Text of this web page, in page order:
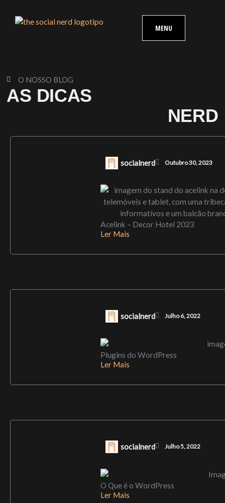
MENU
O NOSSO BLOG
AS DICAS
NERD
socialnerd Outubro 30, 2023
Acelink – Decor Hotel 2023
Ler Mais
socialnerd Julho 6, 2022
Plugins do WordPress
Ler Mais
socialnerd Julho 5, 2022
O Que é o WordPress
Ler Mais